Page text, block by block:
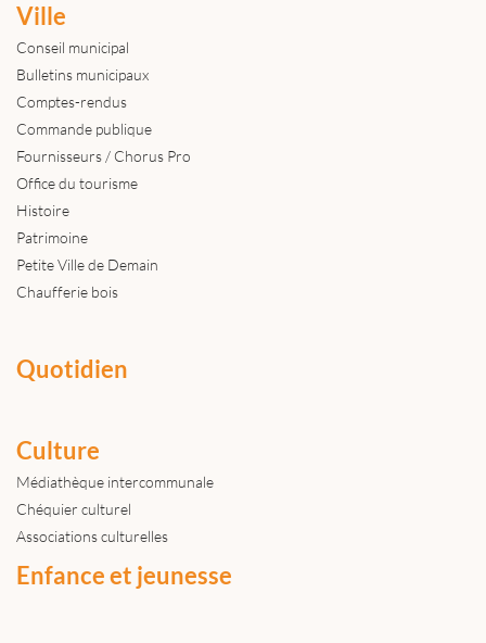
Ville
Conseil municipal
Bulletins municipaux
Comptes-rendus
Commande publique
Fournisseurs / Chorus Pro
Office du tourisme
Histoire
Patrimoine
Petite Ville de Demain
Chaufferie bois
Quotidien
Culture
Médiathèque intercommunale
Chéquier culturel
Associations culturelles
Enfance et jeunesse